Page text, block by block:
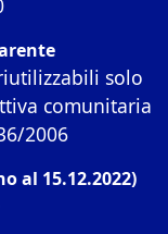
solo
comunitaria
2006
al 15.12.2022)